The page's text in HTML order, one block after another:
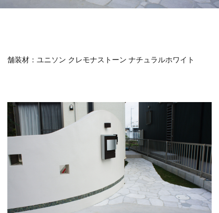
舗装材：ユニソン クレモナストーン ナチュラルホワイト
LIXIL ウィンスリーポート
LIXIL ウォールスクリーン
LIXIL エススライド
LIXIL ガーデンルームGF
LIXIL ココマ
LIXIL サイモン
LIXIL サニージュ
LIXIL サニーブリーズフェンス
LIXIL ジーマ
LIXIL スタイルコート
LIXIL ステンレスサイン
LIXIL スマート宅配ポスト
LIXIL デザイナーズパーツ 枕木材
LIXIL ネスカ
LIXIL ハイサモア
LIXIL フーゴ